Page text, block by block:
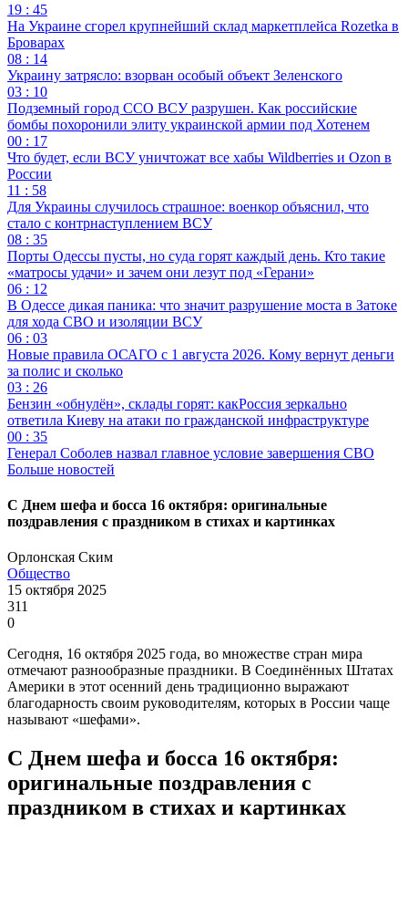
19 : 45
На Украине сгорел крупнейший склад маркетплейса Rozetka в
Броварах
08 : 14
Украину затрясло: взорван особый объект Зеленского
03 : 10
Подземный город ССО ВСУ разрушен. Как российские
бомбы похоронили элиту украинской армии под Хотенем
00 : 17
Что будет, если ВСУ уничтожат все хабы Wildberries и Ozon в
России
11 : 58
Для Украины случилось страшное: военкор объяснил, что
стало с контрнаступлением ВСУ
08 : 35
Порты Одессы пусты, но суда горят каждый день. Кто такие
«матросы удачи» и зачем они лезут под «Герани»
06 : 12
В Одессе дикая паника: что значит разрушение моста в Затоке
для хода СВО и изоляции ВСУ
06 : 03
Новые правила ОСАГО с 1 августа 2026. Кому вернут деньги
за полис и сколько
03 : 26
Бензин «обнулён», склады горят: какРоссия зеркально
ответила Киеву на атаки по гражданской инфраструктуре
00 : 35
Генерал Соболев назвал главное условие завершения СВО
Больше новостей
С Днем шефа и босса 16 октября: оригинальные
поздравления с праздником в стихах и картинках
Орлонская Ским
Общество
15 октября 2025
311
0
Сегодня, 16 октября 2025 года, во множестве стран мира
отмечают разнообразные праздники. В Соединённых Штатах
Америки в этот осенний день традиционно выражают
благодарность своим руководителям, которых в России чаще
называют «шефами».
С Днем шефа и босса 16 октября:
оригинальные поздравления с
праздником в стихах и картинках